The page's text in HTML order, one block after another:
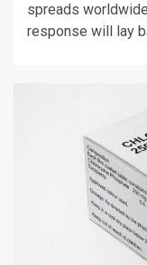
spreads
response will lay